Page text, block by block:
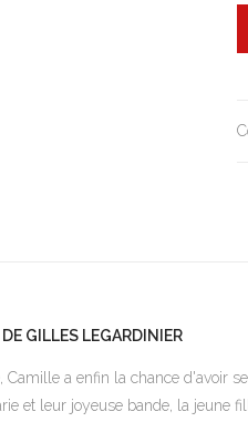
GILLES LEGARDINIER
Camille a enfin la chance d'avoir
et leur joyeuse bande, la jeune